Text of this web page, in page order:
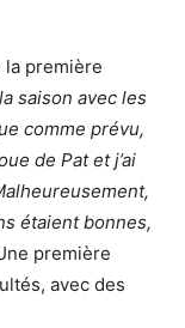
la première
saison avec les
comme prévu,
de Pat et j’ai
étaient bonnes,
première
avec des